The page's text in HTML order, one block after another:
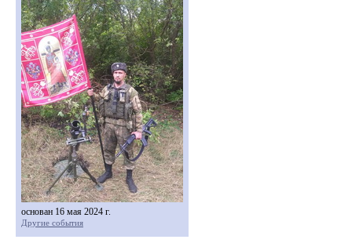
основан 16 мая 2024 г.
Другие события